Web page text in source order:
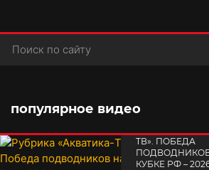
популярное видео
TВ». ПОБЕДА
КУБКЕ РФ –